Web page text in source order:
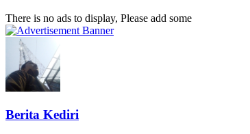
There is no ads to display, Please add some
Berita Kediri